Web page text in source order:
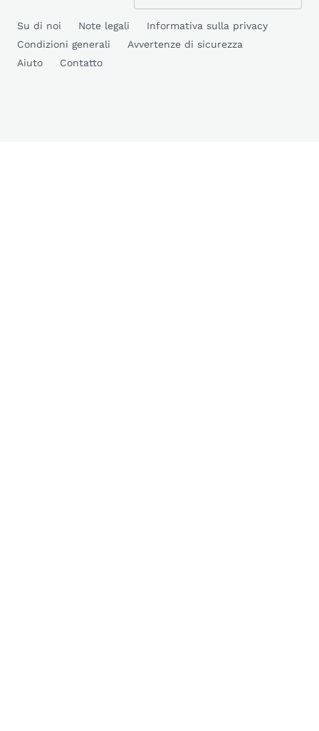
Su di noi Note legali
Informativa sulla privacy
Condizioni generali
Avvertenze di sicurezza
Aiuto
Contatto